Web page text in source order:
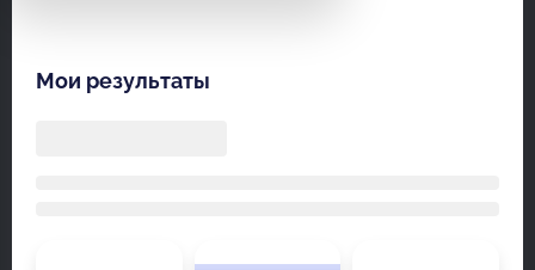
Мои результаты